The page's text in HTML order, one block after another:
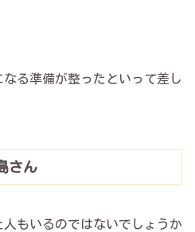
る準備が整ったといって差し
さん
もいるのではないでしょうか